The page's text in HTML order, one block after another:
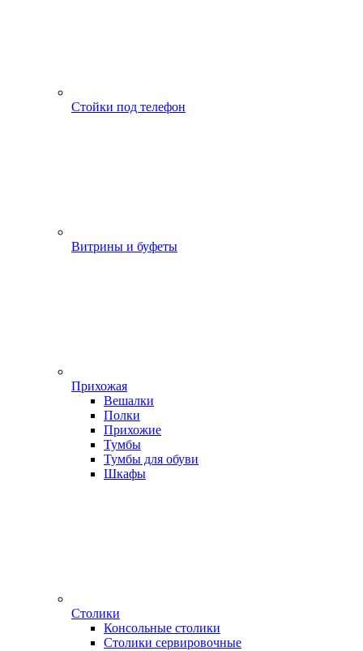
Стойки под телефон
Витрины и буфеты
Прихожая
Вешалки
Полки
Прихожие
Тумбы
Тумбы для обуви
Шкафы
Столики
Консольные столики
Столики сервировочные